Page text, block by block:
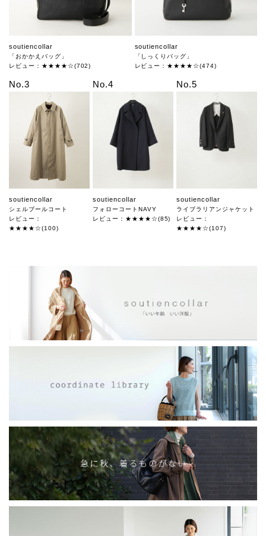
soutiencollar
「おかかえバッグ」
レビュー：★★★★☆(702)
soutiencollar
「しっくりバッグ」
レビュー：★★★★☆(474)
No.3
soutiencollar
シェルブールコート
レビュー：
★★★★☆(100)
No.4
soutiencollar
フォローコートNAVY
レビュー：★★★★☆(85)
No.5
soutiencollar
ライブラリアンジャケット
レビュー：
★★★★☆(107)